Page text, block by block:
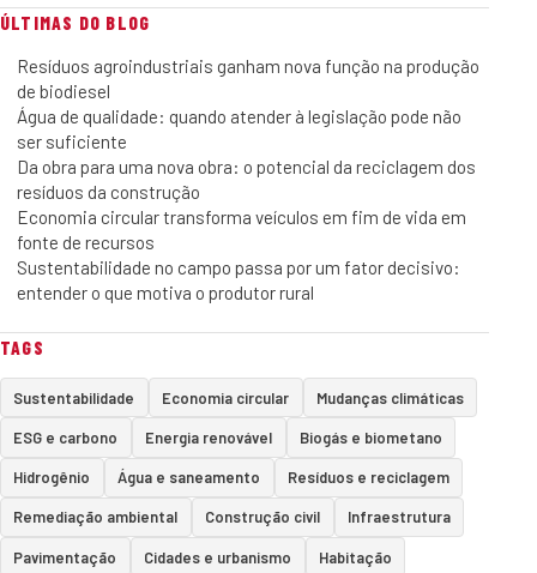
ÚLTIMAS DO BLOG
Resíduos agroindustriais ganham nova função na produção
de biodiesel
Água de qualidade: quando atender à legislação pode não
ser suficiente
Da obra para uma nova obra: o potencial da reciclagem dos
resíduos da construção
Economia circular transforma veículos em fim de vida em
fonte de recursos
Sustentabilidade no campo passa por um fator decisivo:
entender o que motiva o produtor rural
TAGS
Sustentabilidade Economia circular Mudanças climáticas
ESG e carbono Energia renovável Biogás e biometano
Hidrogênio Água e saneamento Resíduos e reciclagem
Remediação ambiental Construção civil Infraestrutura
Pavimentação Cidades e urbanismo Habitação